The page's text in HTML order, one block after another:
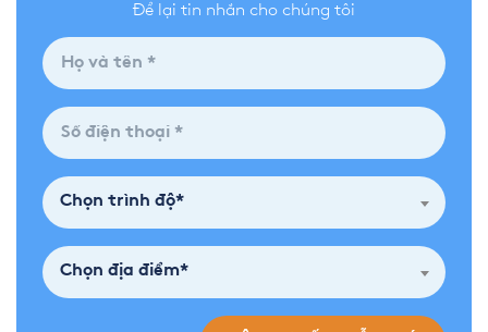
Để lại tin nhắn cho chúng tôi
Chọn trình độ*
Chọn địa điểm*